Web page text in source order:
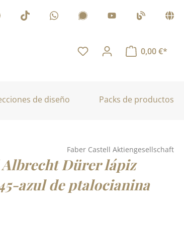
0,00 €*
de diseño Packs de productos
Faber Castell Aktiengesellschaft
Albrecht Dürer lápiz
azul de ptalocianina